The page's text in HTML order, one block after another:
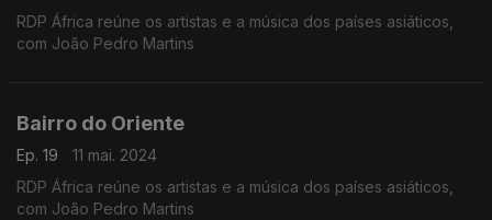
RDP África reúne os artistas e a música dos países asiáticos,
com João Pedro Martins
Bairro do Oriente
Ep. 19
11 mai. 2024
RDP África reúne os artistas e a música dos países asiáticos,
com João Pedro Martins